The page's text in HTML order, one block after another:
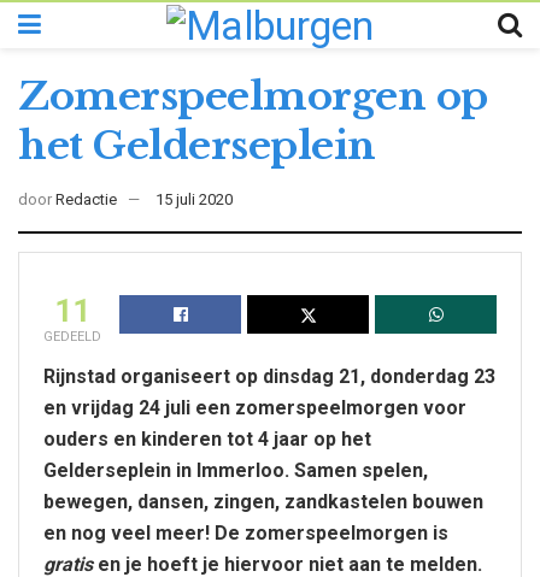
Zomerspeelmorgen op
het Gelderseplein
door Redactie 15 juli 2020
11
GEDEELD
Rijnstad organiseert op dinsdag 21, donderdag 23
en vrijdag 24 juli een zomerspeelmorgen voor
ouders en kinderen tot 4 jaar op het
Gelderseplein in Immerloo. Samen spelen,
bewegen, dansen, zingen, zandkastelen bouwen
en nog veel meer! De zomerspeelmorgen is
gratisen je hoeft je hiervoor niet aan te melden.